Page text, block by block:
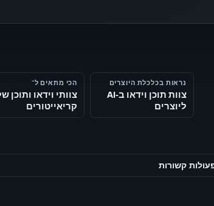
נראות בכלכלת היוצרים
צוות תוכן וידאו ב‑AI
ליוצרים
הכי מתאים ל־
צוותי וידאו ותוכן
קריאייטורים
קשורות